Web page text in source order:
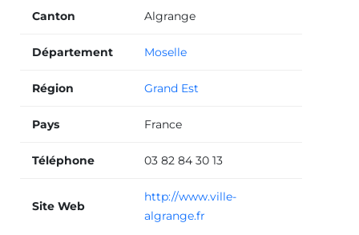
Canton Algrange
Département Moselle
Région Grand Est
Pays France
Téléphone 03 82 84 30 13
Site Web
http://www.ville-
algrange.fr